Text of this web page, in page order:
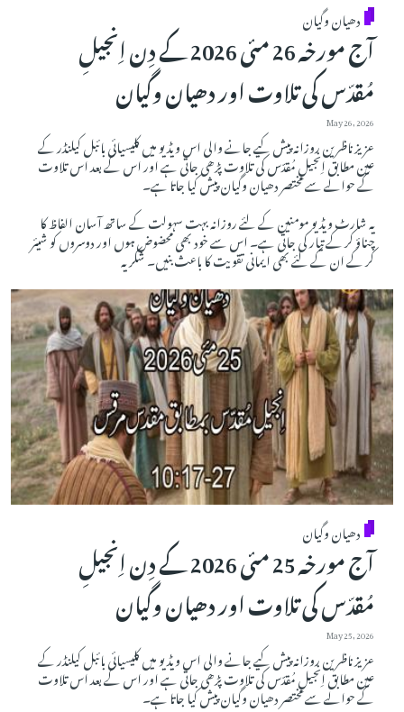
دھیان وگیان
آج مورخہ 26 مئی 2026 کے دِن اِنجیلِ
مُقدّس کی تلاوت اور دھیان وگیان
May 26, 2026
عزیز ناظرین روزانہ پیش کیے جانے والی اس ویڈیو میں کلیسیائی بائبل کیلنڈر کے
عین مطابق اِنجیلِ مُقدّس کی تلاوت پڑھی جاتی ہے اور اس کے بعد اس تلاوت
کے حوالے سے مختصر دھیان وگیان پیش کیا جاتا ہے۔
یہ شارٹ ویڈیو مومنین کے لئے روزانہ بہت سہولت کے ساتھ آسان الفاظ کا
چناؤ کر کے تیار کی جاتی ہے۔ اس سے خود بھی محضوض ہوں اور دوسروں کو شیئر
کر کے ان کے لئے بھی ایمانی تقویت کا باعث بنیں۔ شکریہ
دھیان وگیان
آج مورخہ 25 مئی 2026 کے دِن اِنجیلِ
مُقدّس کی تلاوت اور دھیان وگیان
May 25, 2026
عزیز ناظرین روزانہ پیش کیے جانے والی اس ویڈیو میں کلیسیائی بائبل کیلنڈر کے
عین مطابق اِنجیلِ مُقدّس کی تلاوت پڑھی جاتی ہے اور اس کے بعد اس تلاوت
کے حوالے سے مختصر دھیان وگیان پیش کیا جاتا ہے۔